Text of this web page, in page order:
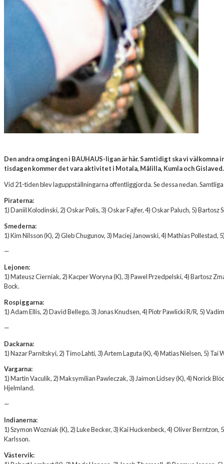
Den andra omgången i BAUHAUS-ligan är här. Samtidigt ska vi välkomna
tisdagen kommer det vara aktivitet i Motala, Målilla, Kumla och Gislaved.
Vid 21-tiden blev laguppställningarna offentliggjorda. Se dessa nedan.
Piraterna:
1) Daniil Kolodinski, 2) Oskar Polis, 3) Oskar Fajfer, 4) Oskar Paluch, 5) Bartosz
Smederna:
1) Kim Nilsson (K), 2) Gleb Chugunov, 3) Maciej Janowski, 4) Mathias
—
Lejonen:
1) Mateusz Cierniak, 2) Kacper Woryna (K), 3) Pawel Przedpelski, 4) Bartosz
Bock.
Rospiggarna:
1) Adam Ellis, 2) David Bellego, 3) Jonas Knudsen, 4) Piotr Pawlicki R/R, 5)
—
Dackarna:
1) Nazar Parnitskyi, 2) Timo Lahti, 3) Artem Laguta (K), 4) Matias Nielsen, 5) Tai
Vargarna:
1) Martin Vaculik, 2) Maksymilian Pawleczak, 3) Jaimon Lidsey (K), 4) Norick
Hjelmland.
—
Indianerna:
1) Szymon Wozniak (K), 2) Luke Becker, 3) Kai Huckenbeck, 4) Oliver
Karlsson.
Västervik: